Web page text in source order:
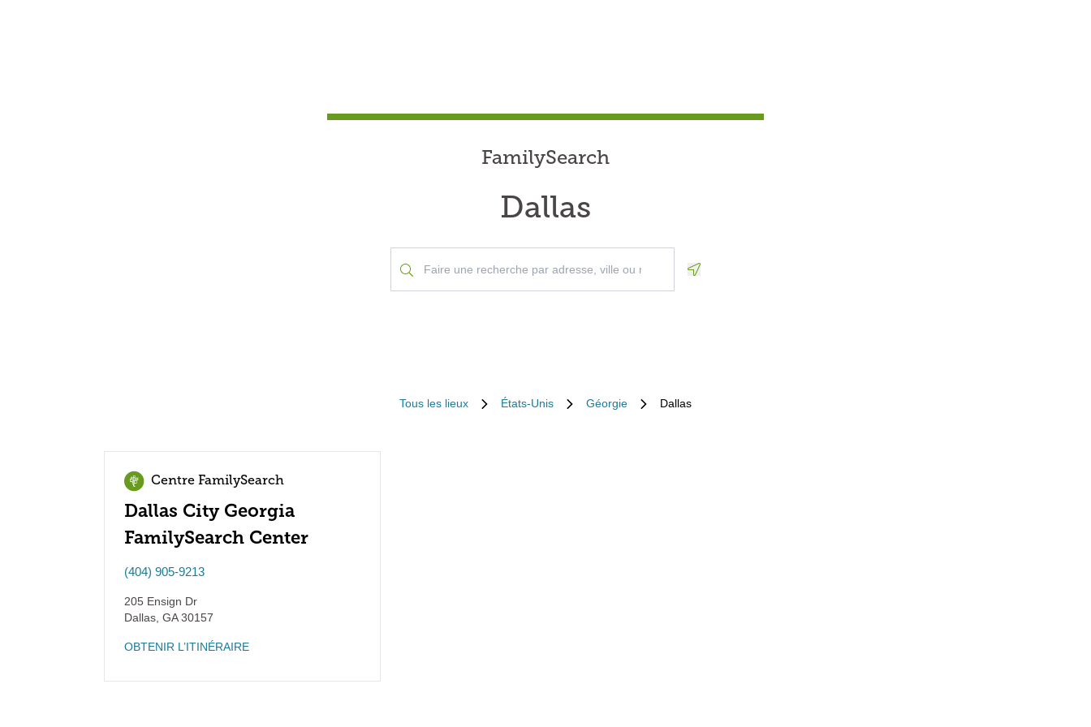
FamilySearch
Dallas
Tous les lieux États-Unis Géorgie Dallas
Centre FamilySearch
Dallas City Georgia
FamilySearch Center
(404) 905-9213
205 Ensign Dr
Dallas GA30157
OBTENIR L’ITINÉRAIRE